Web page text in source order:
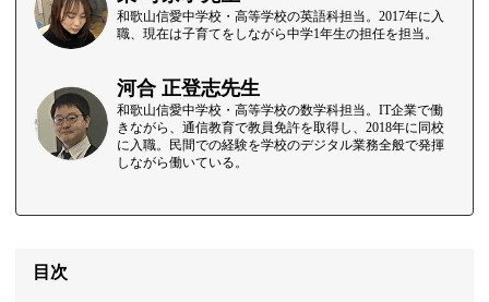
和歌山信愛中学校・高等学校の英語科担当。2017年に入
職、現在は子育てをしながら中学1年生の担任を担当。
河合 正登志先生
和歌山信愛中学校・高等学校の数学科担当。IT企業で働
きながら、通信教育で教員免許を取得し、2018年に同校
に入職。民間での経験を学校のデジタル業務全般で発揮
しながら働いている。
目次